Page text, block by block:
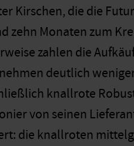
Kirschen, die die
zehn Monaten zum
zahlen die
deutlich
knallrote
von seinen
die knallroten